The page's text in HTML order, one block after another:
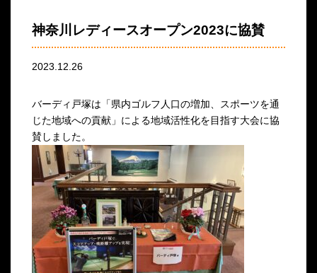
神奈川レディースオープン2023に協賛
2023.12.26
バーディ戸塚は「県内ゴルフ人口の増加、スポーツを通
じた地域への貢献」による地域活性化を目指す大会に協
賛しました。